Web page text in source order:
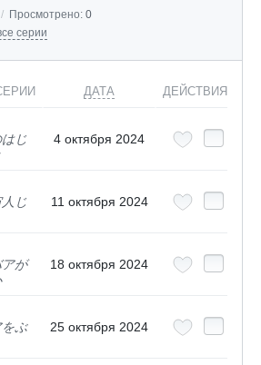
/ Просмотрено: 0
серии
ДАТА ДЕЙСТВИЯ
じ
4 октября 2024
じ
11 октября 2024
が
18 октября 2024
ぶ
25 октября 2024